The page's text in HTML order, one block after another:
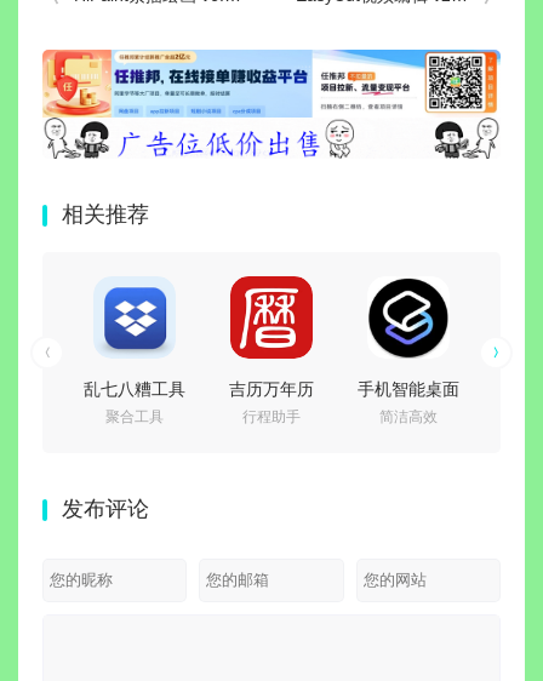
相关推荐
乱七八糟工具
箱(多功能工具
聚合工具
吉历万年历
_v10.2 高级会
行程助手
手机智能桌面
启动器 Smart
简洁高效
发布评论